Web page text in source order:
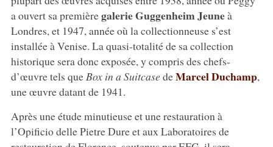
a ouvert sa premièregalerie Guggenheim Jeuneà
Londres, et 1947, année où la collectionneuse s’est
installée à Venise. La quasi-totalité de sa collection
historique sera donc exposée, y compris des chefs-
d’œuvre tels que Box in a SuitcasedeMarcel Duchamp,
une œuvre datant de 1941.
Après une étude minutieuse et une restauration à
l’Opificio delle Pietre Dure et aux Laboratoires de